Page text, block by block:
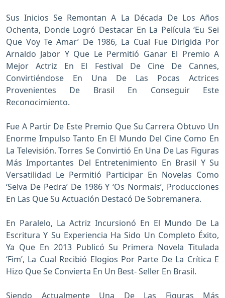
Sus Inicios Se Remontan A La Década De Los Años
Ochenta, Donde Logró Destacar En La Película ‘Eu Sei
Que Voy Te Amar’ De 1986, La Cual Fue Dirigida Por
Arnaldo Jabor Y Que Le Permitió Ganar El Premio A
Mejor Actriz En El Festival De Cine De Cannes,
Convirtiéndose En Una De Las Pocas Actrices
Provenientes De Brasil En Conseguir Este
Reconocimiento.
Fue A Partir De Este Premio Que Su Carrera Obtuvo Un
Enorme Impulso Tanto En El Mundo Del Cine Como En
La Televisión. Torres Se Convirtió En Una De Las Figuras
Más Importantes Del Entretenimiento En Brasil Y Su
Versatilidad Le Permitió Participar En Novelas Como
‘Selva De Pedra’ De 1986 Y ‘Os Normais’, Producciones
En Las Que Su Actuación Destacó De Sobremanera.
En Paralelo, La Actriz Incursionó En El Mundo De La
Escritura Y Su Experiencia Ha Sido Un Completo Éxito,
Ya Que En 2013 Publicó Su Primera Novela Titulada
‘Fim’, La Cual Recibió Elogios Por Parte De La Crítica E
Hizo Que Se Convierta En Un Best- Seller En Brasil.
Siendo Actualmente Una De Las Figuras Más